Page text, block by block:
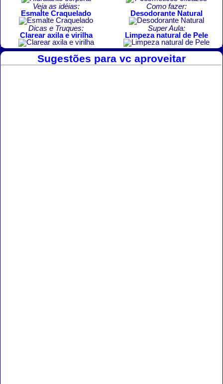
Veja as idéias:
Esmalte Craquelado
Como fazer:
Desodorante Natural
Dicas e Truques:
Clarear axila e virilha
Super Aula:
Limpeza natural de Pele
Sugestões para vc aproveitar